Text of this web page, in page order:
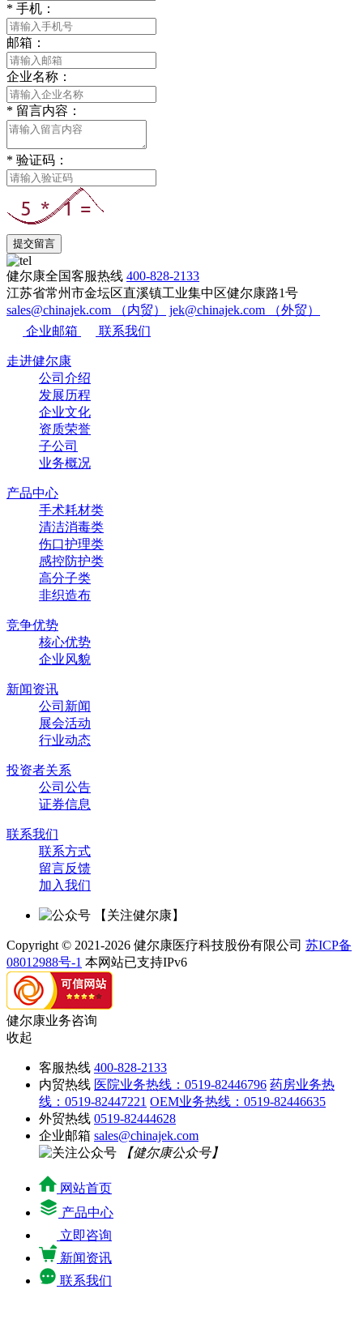
* 手机：
邮箱：
企业名称：
* 留言内容：
* 验证码：
提交留言
健尔康全国客服热线 400-828-2133
江苏省常州市金坛区直溪镇工业集中区健尔康路1号
sales@chinajek.com （内贸）
jek@chinajek.com （外贸）
企业邮箱
联系我们
走进健尔康
公司介绍
发展历程
企业文化
资质荣誉
子公司
业务概况
产品中心
手术耗材类
清洁消毒类
伤口护理类
感控防护类
高分子类
非织造布
竞争优势
核心优势
企业风貌
新闻资讯
公司新闻
展会活动
行业动态
投资者关系
公司公告
证券信息
联系我们
联系方式
留言反馈
加入我们
【关注健尔康】
Copyright © 2021-2026 健尔康医疗科技股份有限公司 苏ICP备
08012988号-1 本网站已支持IPv6
健尔康业务咨询
收起
客服热线 400-828-2133
内贸热线 医院业务热线：0519-82446796 药房业务热
线：0519-82447221 OEM业务热线：0519-82446635
外贸热线 0519-82444628
企业邮箱 sales@chinajek.com
【健尔康公众号】
网站首页
产品中心
立即咨询
新闻资讯
联系我们